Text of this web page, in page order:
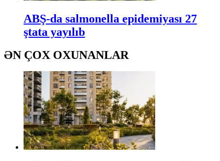
ABŞ-da salmonella epidemiyası 27
ştata yayılıb
ƏN ÇOX OXUNANLAR